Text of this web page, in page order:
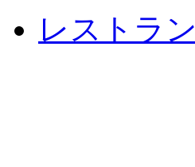
レストラン